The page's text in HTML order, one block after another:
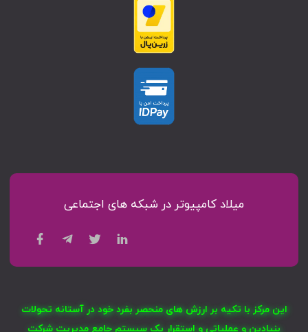
میلاد کامپیوتر در شبکه های اجتماعی
این مرکز با تکیه بر ارزش های منحصر بفرد خود در آستانه تحولات
بنیادین و عملیاتی و استقرار یک سیستم جامع مدیریت شرکت